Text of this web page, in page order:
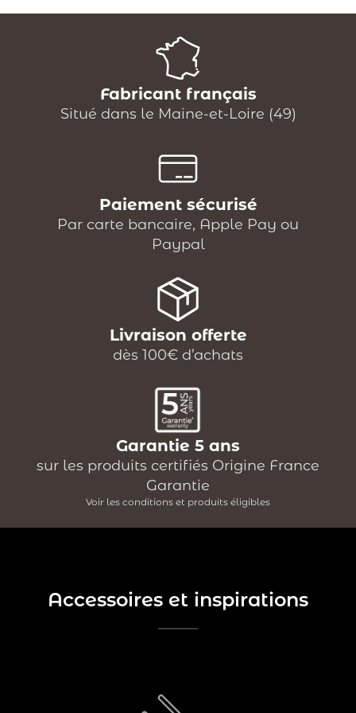
Fabricant français
Situé dans le Maine-et-Loire (49)
Paiement sécurisé
Par carte bancaire, Apple Pay ou
Paypal
Livraison offerte
dès 100€ d’achats
Garantie 5 ans
sur les produits certifiés Origine France
Garantie
Voir les conditions et produits éligibles
Accessoires et inspirations